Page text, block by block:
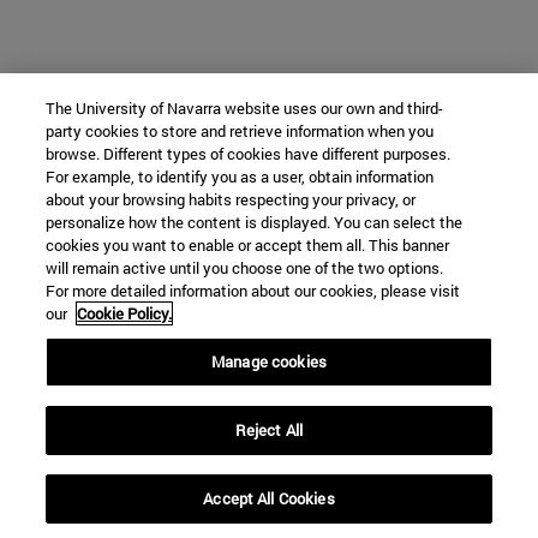
The University of Navarra website uses our own and third-
party cookies to store and retrieve information when you
browse. Different types of cookies have different purposes.
For example, to identify you as a user, obtain information
about your browsing habits respecting your privacy, or
personalize how the content is displayed. You can select the
cookies you want to enable or accept them all. This banner
will remain active until you choose one of the two options.
For more detailed information about our cookies, please visit
our Cookie Policy.
Manage cookies
Reject All
Accept All Cookies